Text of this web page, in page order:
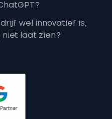
wel innovatief is,
niet laat zien?